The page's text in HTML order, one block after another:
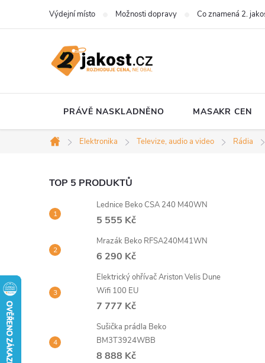
Výdejní místo Možnosti dopravy Co znamená 2.
PRÁVĚ NASKLADNĚNO MASAKR CEN
Domů
Elektronika Televize, audio a video Rádia
P
o
s
t
r
a
TOP 5 PRODUKTŮ
Lednice Beko CSA 240 M40WN
5 555 Kč
Mrazák Beko RFSA240M41WN
6 290 Kč
Elektrický ohřívač Ariston Velis Dune
Wifi 100 EU
7 777 Kč
Sušička prádla Beko
BM3T3924WBB
8 888 Kč